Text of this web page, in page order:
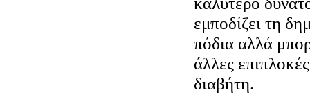
εμποδίζει τη
πόδια αλλά
άλλες
διαβήτη.